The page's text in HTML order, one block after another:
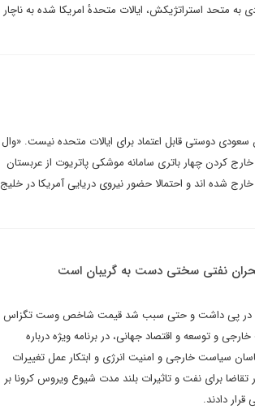
متحد استراتژیکش، ایالات متحدهٔ امریکا شده به ناچار
سعودی دوستی قابل اعتماد برای ایالات متحده نیست. «وال
کردن چهار باتری سامانه موشکی پاتریوت از عربستان
شده اند و احتمالا حضور نیروی دریایی آمریکا در خلیج
بحران نفتی سختی دست به گریبان است
را در پی داشت و حتی سبب شد قیمت شاخص وست تگزاس
و توسعه و اقتصاد جهانی، در برنامه ویژه درباره
سیاست خارجی و امنیت انرژی و ابتکار عمل تغییرات
برای نفت و تاثیرات بلند مدت شیوع ویروس کرونا بر
دادند.